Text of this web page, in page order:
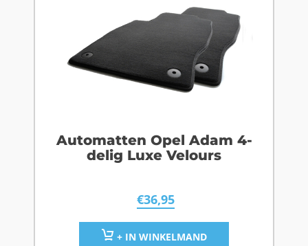
Automatten Opel Adam 4-
delig Luxe Velours
€36,95
+ IN WINKELMAND